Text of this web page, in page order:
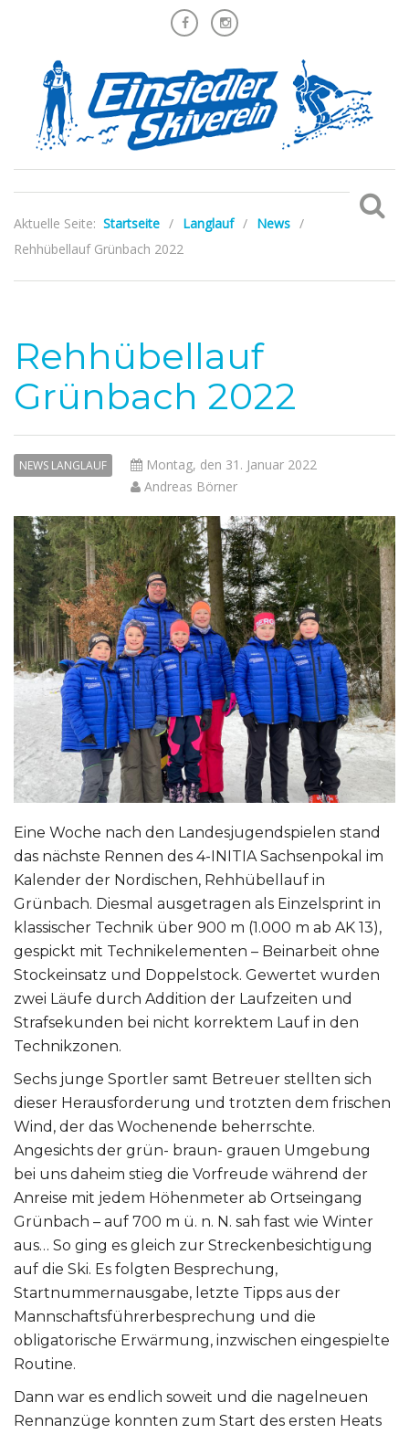
Aktuelle Seite: Startseite / Langlauf / News /
Rehhübellauf Grünbach 2022
Rehhübellauf
Grünbach 2022
NEWS LANGLAUF
Montag, den 31. Januar 2022
Andreas Börner
Eine Woche nach den Landesjugendspielen stand
das nächste Rennen des 4-INITIA Sachsenpokal im
Kalender der Nordischen, Rehhübellauf in
Grünbach. Diesmal ausgetragen als Einzelsprint in
klassischer Technik über 900 m (1.000 m ab AK 13),
gespickt mit Technikelementen – Beinarbeit ohne
Stockeinsatz und Doppelstock. Gewertet wurden
zwei Läufe durch Addition der Laufzeiten und
Strafsekunden bei nicht korrektem Lauf in den
Technikzonen.
Sechs junge Sportler samt Betreuer stellten sich
dieser Herausforderung und trotzten dem frischen
Wind, der das Wochenende beherrschte.
Angesichts der grün- braun- grauen Umgebung
bei uns daheim stieg die Vorfreude während der
Anreise mit jedem Höhenmeter ab Ortseingang
Grünbach – auf 700 m ü. n. N. sah fast wie Winter
aus… So ging es gleich zur Streckenbesichtigung
auf die Ski. Es folgten Besprechung,
Startnummernausgabe, letzte Tipps aus der
Mannschaftsführerbesprechung und die
obligatorische Erwärmung, inzwischen eingespielte
Routine.
Dann war es endlich soweit und die nagelneuen
Rennanzüge konnten zum Start des ersten Heats